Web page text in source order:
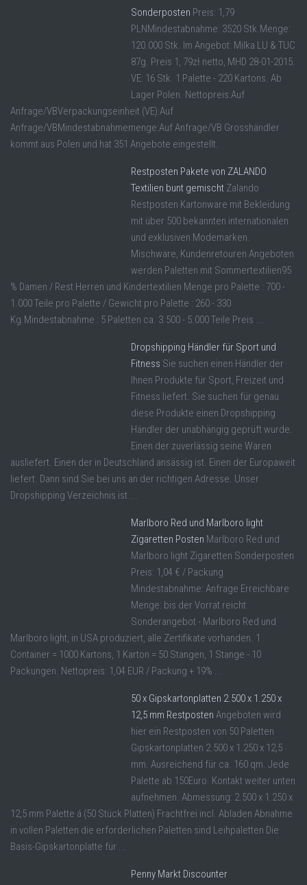
Sonderposten Preis: 1,79
PLNMindestabnahme: 3520 Stk.Menge:
120.000 Stk. Im Angebot: Milka LU & TUC
87g. Preis 1, 79zł netto, MHD 28-01-2015.
VE: 16 Stk. 1 Palette - 220 Kartons. Ab
Lager Polen. Nettopreis:Auf
Anfrage/VBVerpackungseinheit (VE):Auf
Anfrage/VBMindestabnahmemenge:Auf Anfrage/VB Grosshändler
kommt aus Polen und hat 351 Angebote eingestellt.
Restposten Pakete von ZALANDO
Textilien bunt gemischt Zalando
Restposten Kartonware mit Bekleidung
mit über 500 bekannten internationalen
und exklusiven Modemarken.
Mischware, Kundenretouren Angeboten
werden Paletten mit Sommertextilien95
% Damen / Rest Herren und Kindertextilien Menge pro Palette : 700 -
1.000 Teile pro Palette / Gewicht pro Palette : 260 - 330
Kg.Mindestabnahme : 5 Paletten ca. 3.500 - 5.000 Teile Preis ...
Dropshipping Händler für Sport und
Fitness Sie suchen einen Händler der
Ihnen Produkte für Sport, Freizeit und
Fitness liefert. Sie suchen für genau
diese Produkte einen Dropshipping
Händler der unabhängig geprüft wurde.
Einen der zuverlässig seine Waren
ausliefert. Einen der in Deutschland ansässig ist. Einen der Europaweit
liefert. Dann sind Sie bei uns an der richtigen Adresse. Unser
Dropshipping Verzeichnis ist ...
Marlboro Red und Marlboro light
Zigaretten Posten Marlboro Red und
Marlboro light Zigaretten Sonderposten
Preis: 1,04 € / Packung
Mindestabnahme: Anfrage Erreichbare
Menge: bis der Vorrat reicht
Sonderangebot - Marlboro Red und
Marlboro light, in USA produziert, alle Zertifikate vorhanden. 1
Container = 1000 Kartons, 1 Karton = 50 Stangen, 1 Stange - 10
Packungen. Nettopreis: 1,04 EUR / Packung + 19% ...
50 x Gipskartonplatten 2.500 x 1.250 x
12,5 mm Restposten Angeboten wird
hier ein Restposten von 50 Paletten
Gipskartonplatten 2.500 x 1.250 x 12,5
mm. Ausreichend für ca. 160 qm. Jede
Palette ab 150Euro. Kontakt weiter unten
aufnehmen. Abmessung: 2.500 x 1.250 x
12,5 mm Palette á (50 Stück Platten) Frachtfrei incl. Abladen Abnahme
in vollen Paletten die erforderlichen Paletten sind Leihpaletten Die
Basis-Gipskartonplatte für ...
Penny Markt Discounter